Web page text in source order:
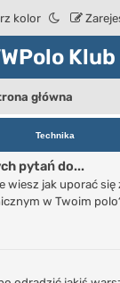
kolor
Klub
główna
Technika
pytań do...
wiesz jak uporać
w Twoim